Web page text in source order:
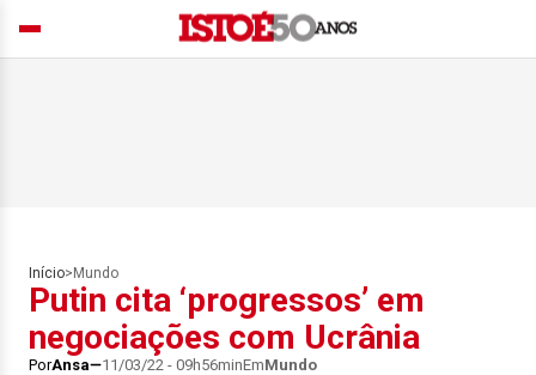
Início> Mundo
Putin cita ‘progressos’ em
negociações com Ucrânia
PorAnsa 11/03/22 - 09h56minEmMundo